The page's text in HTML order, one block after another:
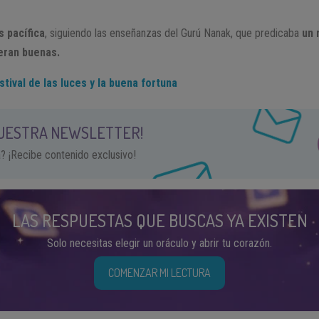
pacífica, siguiendo las enseñanzas del Gurú Nanak, que predicaba un
buenas.
de las luces y la buena fortuna
NEWSLETTER!
¡Recibe contenido exclusivo!
LAS RESPUESTAS QUE BUSCAS YA EXISTEN
Solo necesitas elegir un oráculo y abrir tu corazón.
COMENZAR MI LECTURA